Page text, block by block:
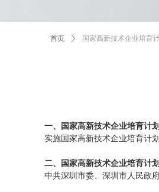
首页 ꄲ 国家高新技术企业培育
一、国家高新技术企业培育计
实施国家高新技术企业培育计
二、国家高新技术企业培育计
中共深圳市委、深圳市人民政